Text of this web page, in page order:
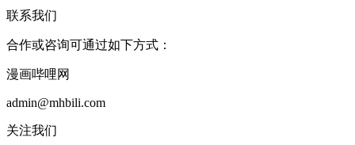
联系我们
合作或咨询可通过如下方式：
漫画哔哩网
admin@mhbili.com
关注我们